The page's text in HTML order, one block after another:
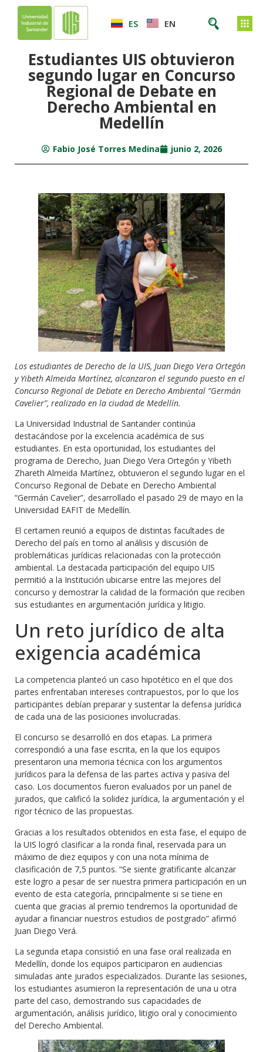
ES EN
Estudiantes UIS obtuvieron
segundo lugar en Concurso
Regional de Debate en
Derecho Ambiental en
Medellín
Fabio José Torres Medina junio 2, 2026
Los estudiantes de Derecho de la UIS, Juan Diego Vera Ortegón
y Yibeth Almeida Martínez, alcanzaron el segundo puesto en el
Concurso Regional de Debate en Derecho Ambiental “Germán
Cavelier”, realizado en la ciudad de Medellín.
La Universidad Industrial de Santander continúa
destacándose por la excelencia académica de sus
estudiantes. En esta oportunidad, los estudiantes del
programa de Derecho, Juan Diego Vera Ortegón y Yibeth
Zhareth Almeida Martínez, obtuvieron el segundo lugar en el
Concurso Regional de Debate en Derecho Ambiental
“Germán Cavelier”, desarrollado el pasado 29 de mayo en la
Universidad EAFIT de Medellín.
El certamen reunió a equipos de distintas facultades de
Derecho del país en torno al análisis y discusión de
problemáticas jurídicas relacionadas con la protección
ambiental. La destacada participación del equipo UIS
permitió a la Institución ubicarse entre las mejores del
concurso y demostrar la calidad de la formación que reciben
sus estudiantes en argumentación jurídica y litigio.
Un reto jurídico de alta
exigencia académica
La competencia planteó un caso hipotético en el que dos
partes enfrentaban intereses contrapuestos, por lo que los
participantes debían preparar y sustentar la defensa jurídica
de cada una de las posiciones involucradas.
El concurso se desarrolló en dos etapas. La primera
correspondió a una fase escrita, en la que los equipos
presentaron una memoria técnica con los argumentos
jurídicos para la defensa de las partes activa y pasiva del
caso. Los documentos fueron evaluados por un panel de
jurados, que calificó la solidez jurídica, la argumentación y el
rigor técnico de las propuestas.
Gracias a los resultados obtenidos en esta fase, el equipo de
la UIS logró clasificar a la ronda final, reservada para un
máximo de diez equipos y con una nota mínima de
clasificación de 7,5 puntos. “Se siente gratificante alcanzar
este logro a pesar de ser nuestra primera participación en un
evento de esta categoría, principalmente si se tiene en
cuenta que gracias al premio tendremos la oportunidad de
ayudar a financiar nuestros estudios de postgrado” afirmó
Juan Diego Verá.
La segunda etapa consistió en una fase oral realizada en
Medellín, donde los equipos participaron en audiencias
simuladas ante jurados especializados. Durante las sesiones,
los estudiantes asumieron la representación de una u otra
parte del caso, demostrando sus capacidades de
argumentación, análisis jurídico, litigio oral y conocimiento
del Derecho Ambiental.